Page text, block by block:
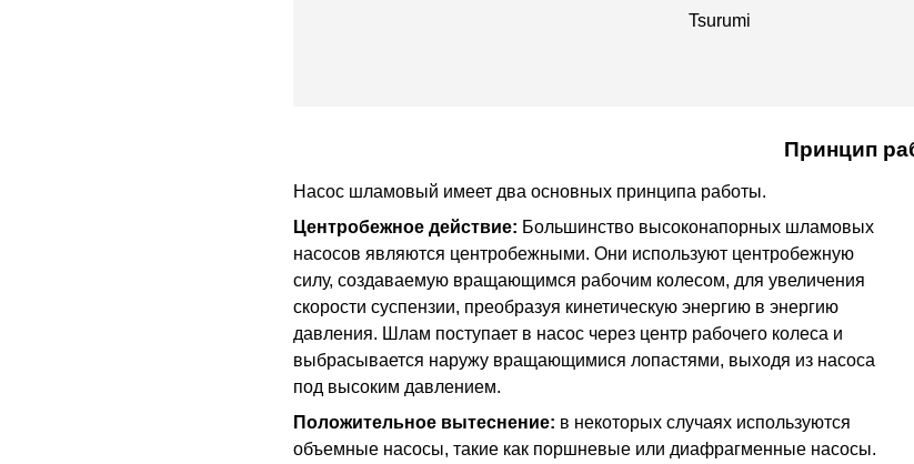
Tsurumi
Принцип
Насос шламовый имеет два основных принципа работы.
Центробежное действие: Большинство высоконапорных шламовых
насосов являются центробежными. Они используют центробежную
силу, создаваемую вращающимся рабочим колесом, для увеличения
скорости суспензии, преобразуя кинетическую энергию в энергию
давления. Шлам поступает в насос через центр рабочего колеса и
выбрасывается наружу вращающимися лопастями, выходя из насоса
под высоким давлением.
Положительное вытеснение: в некоторых случаях используются
объемные насосы, такие как поршневые или диафрагменные насосы.